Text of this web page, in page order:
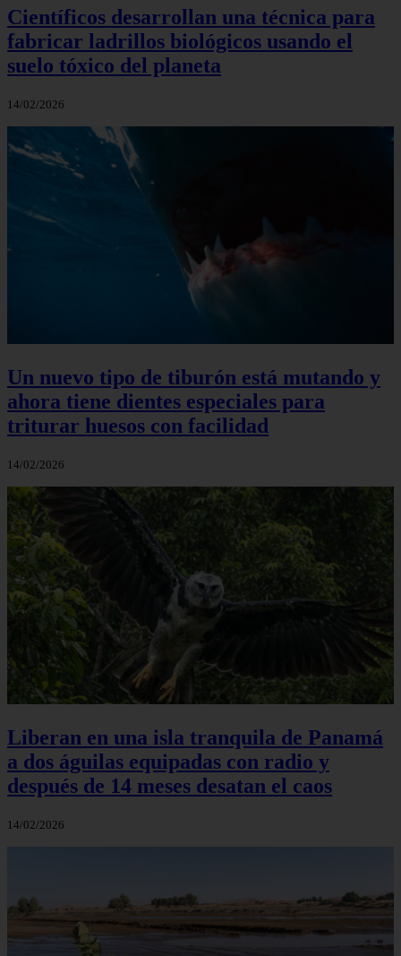
Científicos desarrollan una técnica para
fabricar ladrillos biológicos usando el
suelo tóxico del planeta
14/02/2026
Un nuevo tipo de tiburón está mutando y
ahora tiene dientes especiales para
triturar huesos con facilidad
14/02/2026
Liberan en una isla tranquila de Panamá
a dos águilas equipadas con radio y
después de 14 meses desatan el caos
14/02/2026